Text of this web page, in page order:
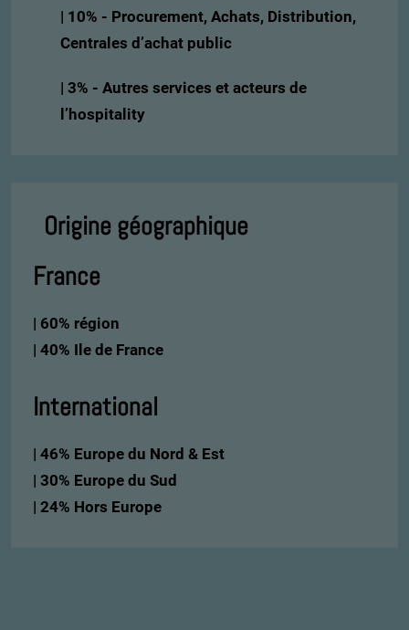
| 10% - Procurement, Achats, Distribution,
Centrales d’achat public
| 3% - Autres services et acteurs de
l’hospitality
Origine géographique
France
| 60% région
| 40% Ile de France
International
| 46% Europe du Nord & Est
| 30% Europe du Sud
| 24% Hors Europe